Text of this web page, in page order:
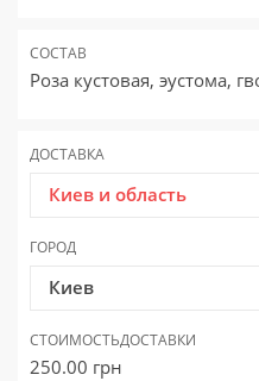
СОСТАВ
Роза кустовая, эустома,
ДОСТАВКА
Киев и область
ГОРОД
Киев
СТОИМОСТЬДОСТАВКИ
250.00 грн